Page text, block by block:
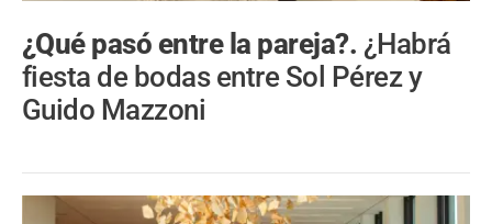
¿Qué pasó entre la pareja?. ¿Habrá
fiesta de bodas entre Sol Pérez y
Guido Mazzoni